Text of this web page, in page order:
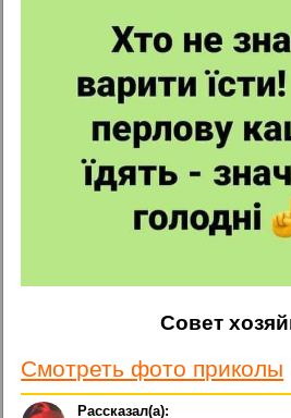
Совет
Смотреть фото приколы